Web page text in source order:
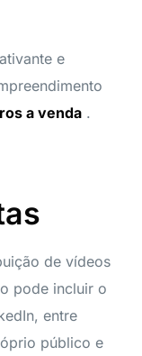
e
a venda .
de vídeos
pode incluir o
entre
público e